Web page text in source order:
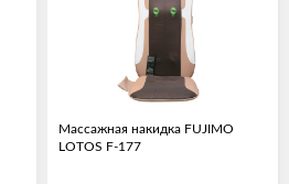
Массажная накидка FUJIMO
LOTOS F-177